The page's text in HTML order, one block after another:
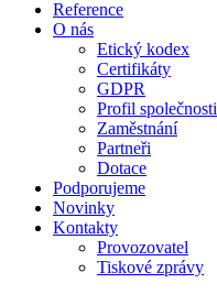
Reference
O nás
Etický kodex
Certifikáty
GDPR
Profil společnosti
Zaměstnání
Partneři
Dotace
Podporujeme
Novinky
Kontakty
Provozovatel
Tiskové zprávy